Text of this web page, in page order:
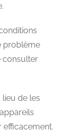
problème
consulter
de les